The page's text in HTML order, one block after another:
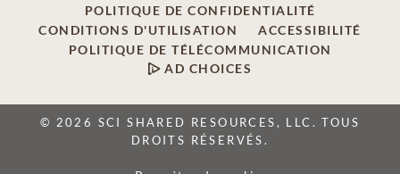
POLITIQUE DE CONFIDENTIALITÉ
CONDITIONS D'UTILISATION
ACCESSIBILITÉ
POLITIQUE DE TÉLÉCOMMUNICATION
AD CHOICES
© 2026 SCI SHARED RESOURCES, LLC. TOUS
DROITS RÉSERVÉS.